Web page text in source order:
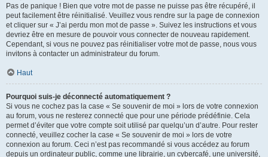
Pas de panique ! Bien que votre mot de passe ne puisse pas être récupéré, il
peut facilement être réinitialisé. Veuillez vous rendre sur la page de connexion
et cliquer sur « J’ai perdu mon mot de passe ». Suivez les instructions et vous
devriez être en mesure de pouvoir vous connecter de nouveau rapidement.
Cependant, si vous ne pouvez pas réinitialiser votre mot de passe, nous vous
invitons à contacter un administrateur du forum.
Haut
Pourquoi suis-je déconnecté automatiquement ?
Si vous ne cochez pas la case « Se souvenir de moi » lors de votre connexion
au forum, vous ne resterez connecté que pour une période prédéfinie. Cela
permet d’éviter que votre compte soit utilisé par quelqu’un d’autre. Pour rester
connecté, veuillez cocher la case « Se souvenir de moi » lors de votre
connexion au forum. Ceci n’est pas recommandé si vous accédez au forum
depuis un ordinateur public, comme une librairie, un cybercafé, une université,